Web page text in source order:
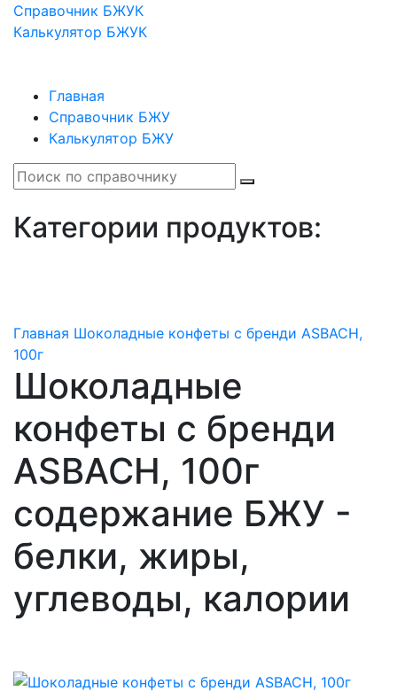
Справочник БЖУК
Калькулятор БЖУК
Главная
Справочник БЖУ
Калькулятор БЖУ
Категории продуктов:
Главная Шоколадные конфеты с бренди ASBACH,
100г
Шоколадные
конфеты с бренди
ASBACH, 100г
содержание БЖУ -
белки, жиры,
углеводы, калории